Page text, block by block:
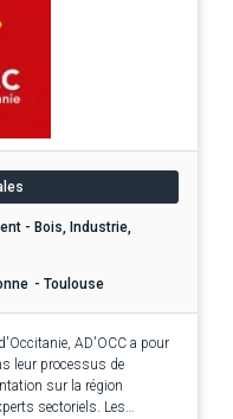
- Bois, Industrie,
- Toulouse
AD'OCC a pour
leur processus de
sur la région
sectoriels. Les